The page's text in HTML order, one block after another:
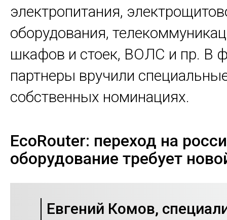
электропитания,
оборудования,
шкафов и стоек, ВОЛС и пр. В
партнеры вручили
собственных номинациях.
EcoRouter: переход на
оборудование требует
Евгений Комов,